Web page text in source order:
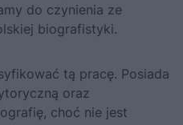
do czynienia ze
biografistyki.
tą pracę. Posiada
oraz
choć nie jest